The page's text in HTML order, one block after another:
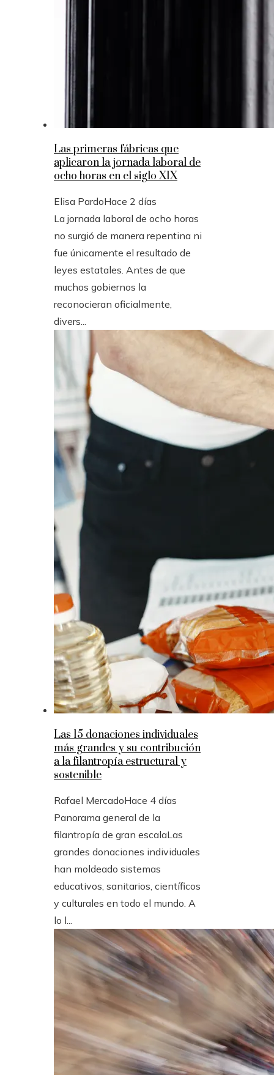
Las primeras fábricas que
aplicaron la jornada laboral de
ocho horas en el siglo XIX
Elisa PardoHace 2 días
La jornada laboral de ocho horas
no surgió de manera repentina ni
fue únicamente el resultado de
leyes estatales. Antes de que
muchos gobiernos la
reconocieran oficialmente,
divers...
Las 15 donaciones individuales
más grandes y su contribución
a la filantropía estructural y
sostenible
Rafael MercadoHace 4 días
Panorama general de la
filantropía de gran escalaLas
grandes donaciones individuales
han moldeado sistemas
educativos, sanitarios, científicos
y culturales en todo el mundo. A
lo l...